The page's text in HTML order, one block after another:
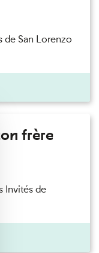
San Lorenzo
frère
Invités de
le